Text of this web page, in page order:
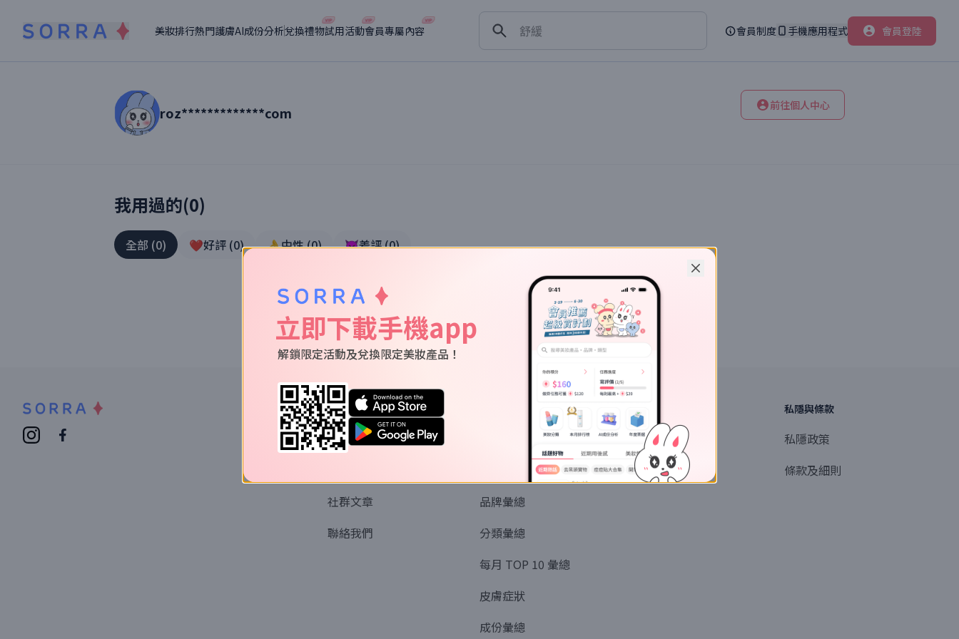
美妝排行熱門護膚AI成份分析兌換禮物試用活動會員專屬內容
舒緩
會員制度 手機應用程式 會員登陸
讀者【roz*************com 】美妝真實體驗
roz*************com 前往個人中心
我用過的(0)
全部 (0) ❤️好評 (0) 👌中性(0) 👿差評(0)
關於我們
認識SORRA
社群文章
聯絡我們
品牌彙總
分類彙總
每月 TOP 10 彙總
皮膚症狀
成份彙總
探索
商業或媒體聯絡
產品提名
私隱與條款
私隱政策
條款及細則
立即下載手機app
解鎖限定活動及兌換限定美妝產品！